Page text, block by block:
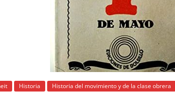
Historia Historia del movimiento y de la clase obrera